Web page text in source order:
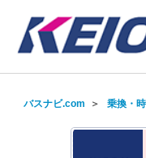
バスナビ.com ＞ 乗換・